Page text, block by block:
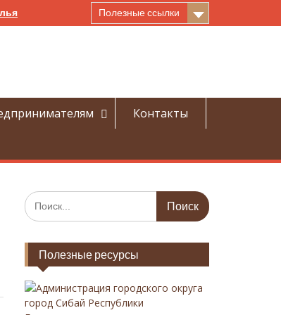
Полезные ссылки
Контакты
И
с
а
:
Полезные ресурсы
Администрация городского округа
город Сибай Республики